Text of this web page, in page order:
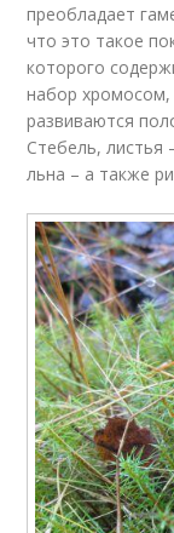
преобладает
что это такое
которого
набор хромосом,
развиваются
Стебель, листья
льна – а также